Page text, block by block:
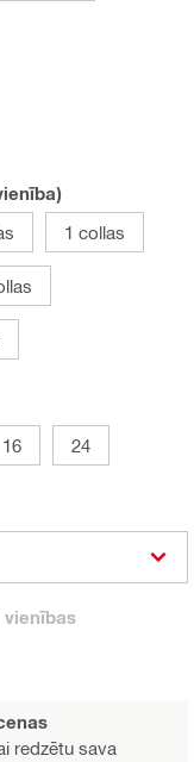
1 collas
16 24
vienības
redzētu sava